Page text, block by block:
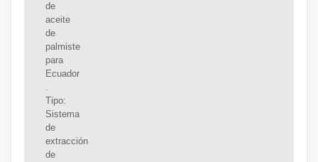
de
aceite
de
palmiste
para
Ecuador
.
Tipo:
Sistema
de
extracción
de